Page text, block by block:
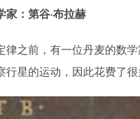
：第谷·布拉赫
前，有一位丹麦的数学
星的运动，因此花费了很